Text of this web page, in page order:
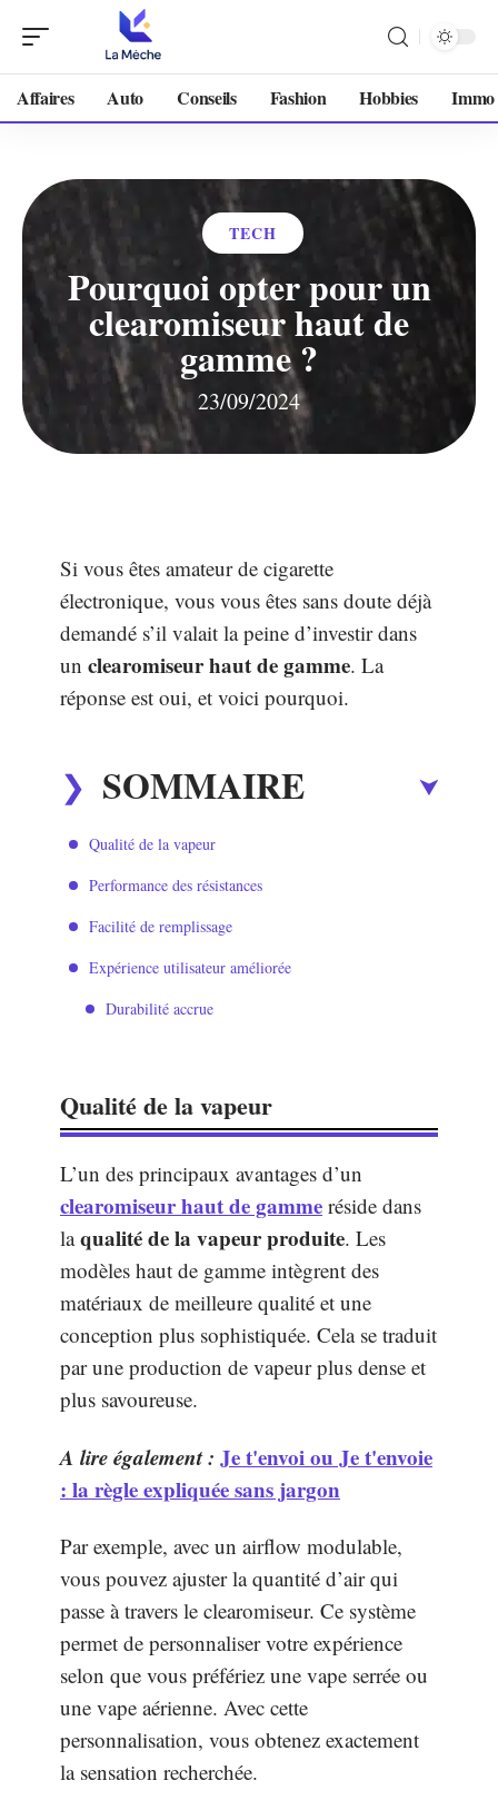
Affaires Auto Conseils Fashion Hobbies Immo
TECH
Pourquoi opter pour un
clearomiseur haut de
gamme ?
23/09/2024
Si vous êtes amateur de cigarette
électronique, vous vous êtes sans doute déjà
demandé s’il valait la peine d’investir dans
un clearomiseur haut de gamme. La
réponse est oui, et voici pourquoi.
SOMMAIRE
Qualité de la vapeur
Performance des résistances
Facilité de remplissage
Expérience utilisateur améliorée
Durabilité accrue
Qualité de la vapeur
L’un des principaux avantages d’un
clearomiseur haut de gamme réside dans
laqualité de la vapeur produite. Les
modèles haut de gamme intègrent des
matériaux de meilleure qualité et une
conception plus sophistiquée. Cela se traduit
par une production de vapeur plus dense et
plus savoureuse.
A lire également : Je t'envoi ou Je t'envoie
: la règle expliquée sans jargon
Par exemple, avec un airflow modulable,
vous pouvez ajuster la quantité d’air qui
passe à travers le clearomiseur. Ce système
permet de personnaliser votre expérience
selon que vous préfériez une vape serrée ou
une vape aérienne. Avec cette
personnalisation, vous obtenez exactement
la sensation recherchée.